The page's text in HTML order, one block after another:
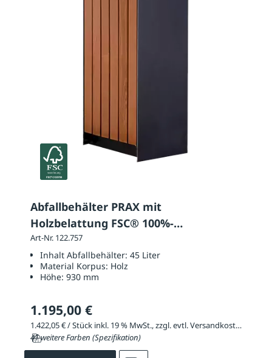
Abfallbehälter PRAX mit
Holzbelattung FSC® 100%-
zertifiziertes Jatoba
Art-Nr. 122.757
Inhalt Abfallbehälter: 45 Liter
Material Korpus: Holz
Höhe: 930 mm
1.195,00 €
1.422,05 € / Stück inkl. 19 % MwSt., zzgl. evtl. Versandkosten
41 weitere Farben (Spezifikation)